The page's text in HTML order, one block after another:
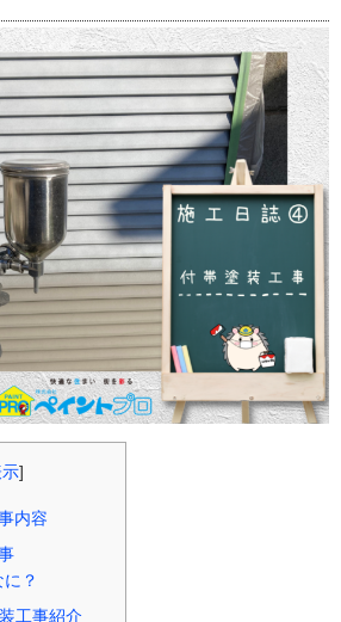
]
内容
？
工事紹介